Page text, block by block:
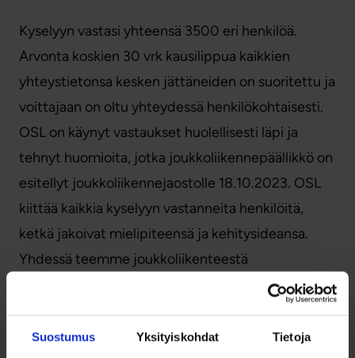
Suostumus Yksityiskohdat Tietoja
Kyselyyn vastasi yhteensä 3500 eri henkilöä.
Arvonta koskien 30 vrk kausilippua kaikkien
yhteystietonsa kesken jättäneiden on suoritettu ja
voittajaan on oltu yhteydessä henkilökohtaisesti.
OSL on käynyt vastaukset huolellisesti läpi ja
tehnyt huomioita, jotka joukkoliikennepäällikkö on
esitellyt joukkoliikennejaostolle 18.10.2023. OSL
kiittää kaikkia kyselyyn vastanneita henkilöitä,
ketkä jakoivat mielipiteensä ja kehitysideansa.
Yhdessä teemme joukkoliikenteestä
mahdollisimman sujuvan ja houkuttelevan
Vastausten perusteella lippu- ja vyöhykeuudistus